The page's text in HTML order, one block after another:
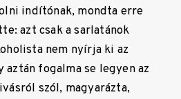
indítónak, mondta erre
azt csak a sarlatánok
nem nyírja ki az
fogalma se legyen az
szól, magyarázta,